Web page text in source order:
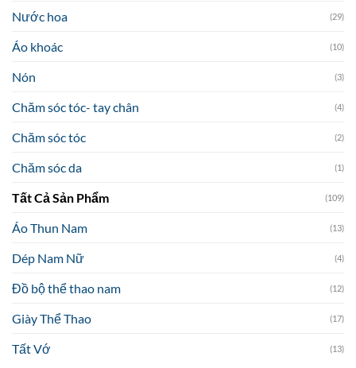
Nước hoa (29)
Áo khoác (10)
Nón (3)
Chăm sóc tóc- tay chân (4)
Chăm sóc tóc (2)
Chăm sóc da (1)
Tất Cả Sản Phẩm (109)
Áo Thun Nam (13)
Dép Nam Nữ (4)
Đồ bộ thể thao nam (12)
Giày Thể Thao (17)
Tất Vớ (13)